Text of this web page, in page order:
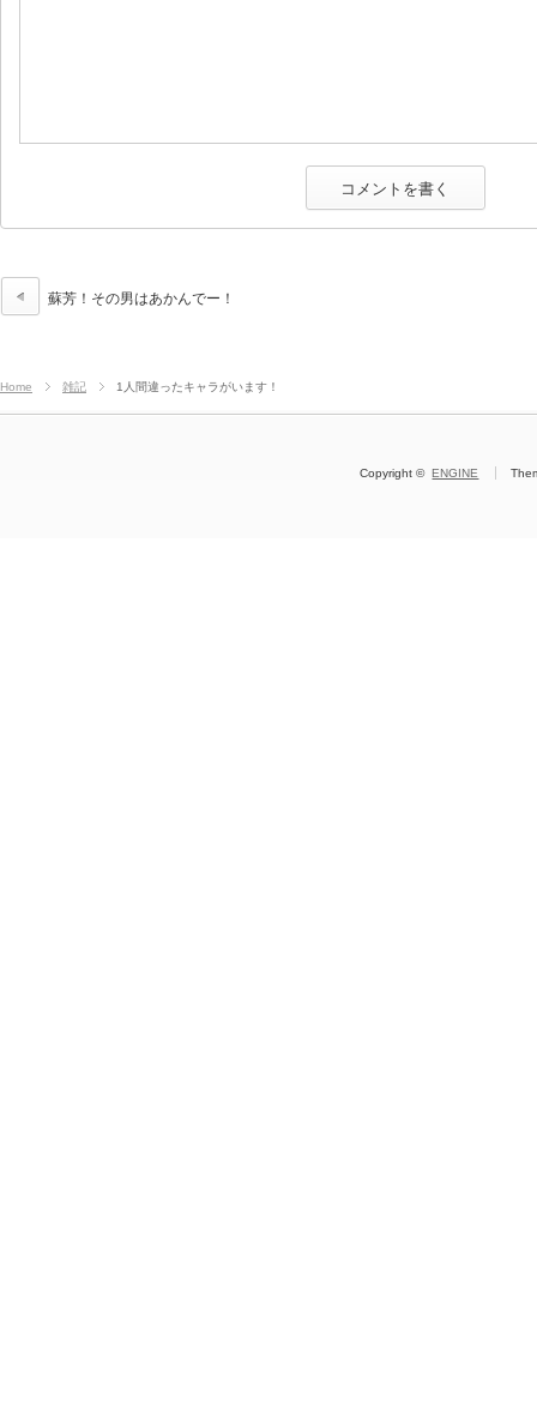
蘇芳！その男はあかんでー！
Home 雑記 1人間違ったキャラがいます！
Copyright ©ENGINE